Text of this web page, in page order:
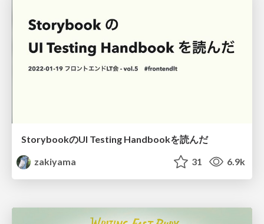
StorybookのUI Testing Handbookを読んだ
zakiyama
31 6.9k